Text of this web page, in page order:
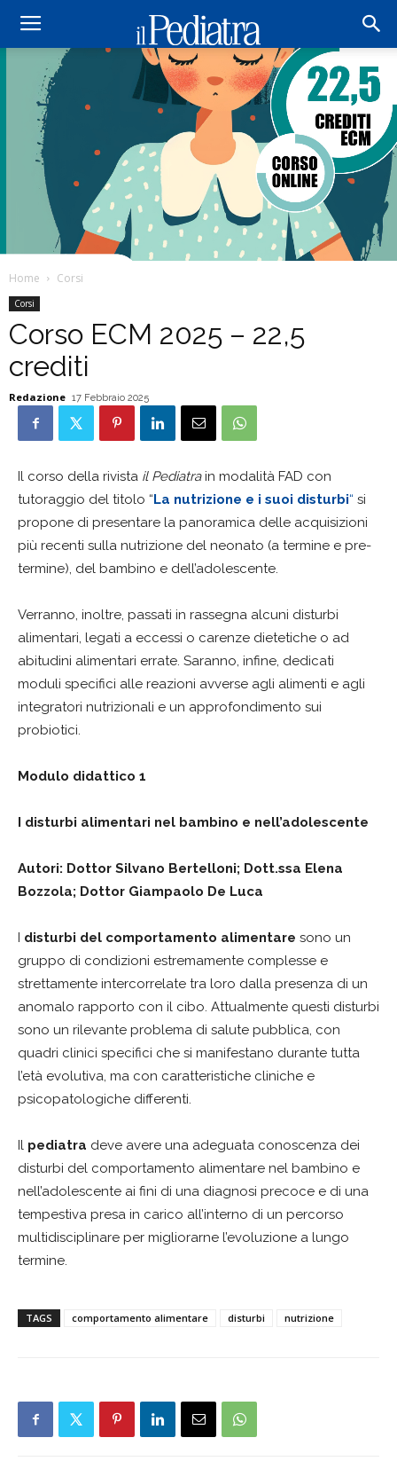
Home Corsi
Corsi
Corso ECM 2025 – 22,5
crediti
Redazione 17 Febbraio 2025
Il corso della rivista il Pediatrain modalità FAD con
tutoraggio del titolo “La nutrizione e i suoi disturbi“ si
propone di presentare la panoramica delle acquisizioni
più recenti sulla nutrizione del neonato (a termine e pre-
termine), del bambino e dell’adolescente.
Verranno, inoltre, passati in rassegna alcuni disturbi
alimentari, legati a eccessi o carenze dietetiche o ad
abitudini alimentari errate. Saranno, infine, dedicati
moduli specifici alle reazioni avverse agli alimenti e agli
integratori nutrizionali e un approfondimento sui
probiotici.
Modulo didattico 1
I disturbi alimentari nel bambino e nell’adolescente
Autori: Dottor Silvano Bertelloni; Dott.ssa Elena
Bozzola; Dottor Giampaolo De Luca
I disturbi del comportamento alimentare sono un
gruppo di condizioni estremamente complesse e
strettamente intercorrelate tra loro dalla presenza di un
anomalo rapporto con il cibo. Attualmente questi disturbi
sono un rilevante problema di salute pubblica, con
quadri clinici specifici che si manifestano durante tutta
l’età evolutiva, ma con caratteristiche cliniche e
psicopatologiche differenti.
Il pediatra deve avere una adeguata conoscenza dei
disturbi del comportamento alimentare nel bambino e
nell’adolescente ai fini di una diagnosi precoce e di una
tempestiva presa in carico all’interno di un percorso
multidisciplinare per migliorarne l’evoluzione a lungo
termine.
TAGS comportamento alimentare disturbi nutrizione